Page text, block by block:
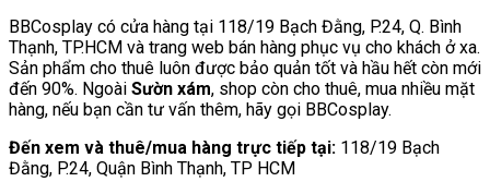
BBCosplay có cửa hàng tại 118/19 Bạch Đằng, P.24, Q. Bình
Thạnh, TP.HCM và trang web bán hàng phục vụ cho khách ở xa.
Sản phẩm cho thuê luôn được bảo quản tốt và hầu hết còn mới
đến 90%. Ngoài Sườn xám, shop còn cho thuê, mua nhiều mặt
hàng, nếu bạn cần tư vấn thêm, hãy gọi BBCosplay.
Đến xem và thuê/mua hàng trực tiếp tại: 118/19 Bạch
Đằng, P.24, Quận Bình Thạnh, TP HCM